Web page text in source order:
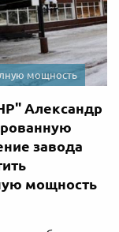
мощность
Александр
завода
мощность